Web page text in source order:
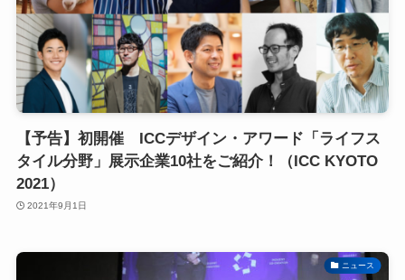
【予告】初開催 ICCデザイン・アワード「ライフス
タイル分野」展示企業10社をご紹介！（ICC KYOTO
2021）
2021年9月1日
ニュース